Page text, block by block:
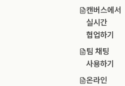
캔버스에서
실시간
협업하기
팀 채팅
사용하기
온라인